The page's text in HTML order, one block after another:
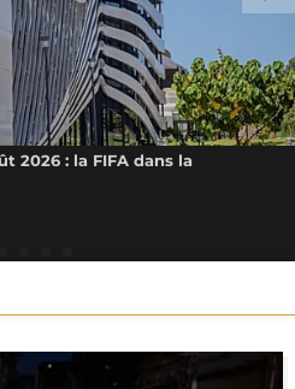
2026 : la FIFA dans la